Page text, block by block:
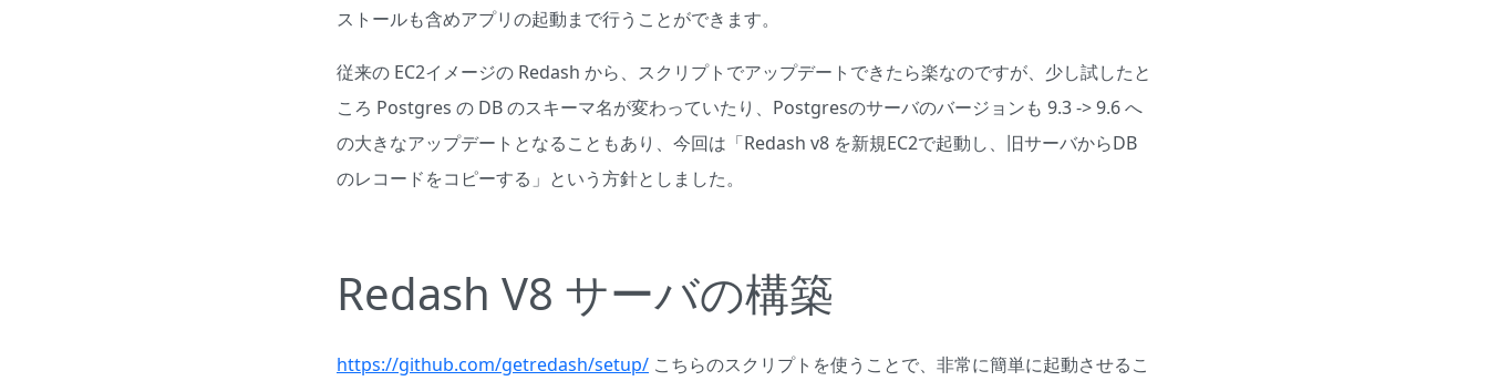
ストールも含めアプリの起動まで行うことができます。
従来の EC2イメージの Redash から、スクリプトでアップデートできたら楽なのですが、少し試したと
ころ Postgres の DB のスキーマ名が変わっていたり、Postgresのサーバのバージョンも 9.3 -> 9.6 へ
の大きなアップデートとなることもあり、今回は「Redash v8 を新規EC2で起動し、旧サーバからDB
のレコードをコピーする」という方針としました。
Redash V8 サーバの構築
https://github.com/getredash/setup/ こちらのスクリプトを使うことで、非常に簡単に起動させるこ